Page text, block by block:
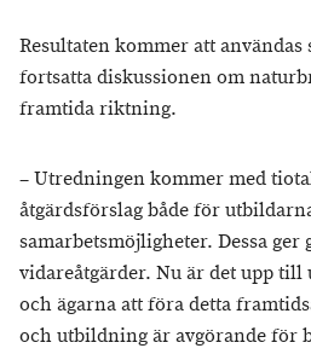
Resultaten kommer att
fortsatta diskussionen om
framtida riktning.
– Utredningen kommer med
åtgärdsförslag både för
samarbetsmöjligheter. Dessa
vidareåtgärder. Nu är det upp
och ägarna att föra detta
och utbildning är avgörande för